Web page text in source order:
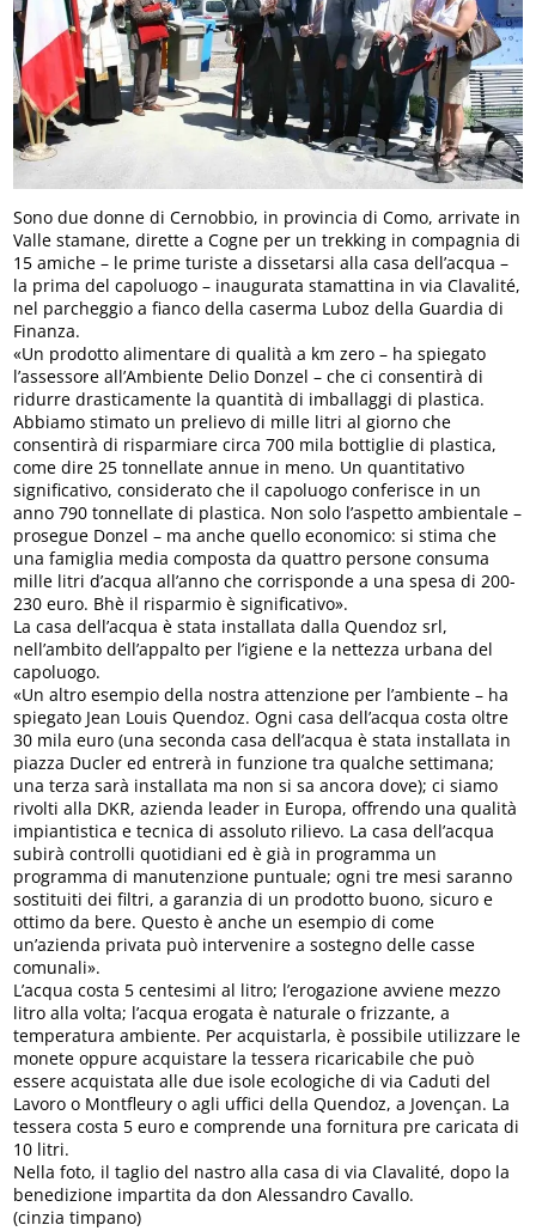
Sono due donne di Cernobbio, in provincia di Como, arrivate in
Valle stamane, dirette a Cogne per un trekking in compagnia di
15 amiche – le prime turiste a dissetarsi alla casa dell’acqua –
la prima del capoluogo – inaugurata stamattina in via Clavalité,
nel parcheggio a fianco della caserma Luboz della Guardia di
Finanza.
«Un prodotto alimentare di qualità a km zero – ha spiegato
l’assessore all’Ambiente Delio Donzel – che ci consentirà di
ridurre drasticamente la quantità di imballaggi di plastica.
Abbiamo stimato un prelievo di mille litri al giorno che
consentirà di risparmiare circa 700 mila bottiglie di plastica,
come dire 25 tonnellate annue in meno. Un quantitativo
significativo, considerato che il capoluogo conferisce in un
anno 790 tonnellate di plastica. Non solo l’aspetto ambientale –
prosegue Donzel – ma anche quello economico: si stima che
una famiglia media composta da quattro persone consuma
mille litri d’acqua all’anno che corrisponde a una spesa di 200-
230 euro. Bhè il risparmio è significativo».
La casa dell’acqua è stata installata dalla Quendoz srl,
nell’ambito dell’appalto per l’igiene e la nettezza urbana del
capoluogo.
«Un altro esempio della nostra attenzione per l’ambiente – ha
spiegato Jean Louis Quendoz. Ogni casa dell’acqua costa oltre
30 mila euro (una seconda casa dell’acqua è stata installata in
piazza Ducler ed entrerà in funzione tra qualche settimana;
una terza sarà installata ma non si sa ancora dove); ci siamo
rivolti alla DKR, azienda leader in Europa, offrendo una qualità
impiantistica e tecnica di assoluto rilievo. La casa dell’acqua
subirà controlli quotidiani ed è già in programma un
programma di manutenzione puntuale; ogni tre mesi saranno
sostituiti dei filtri, a garanzia di un prodotto buono, sicuro e
ottimo da bere. Questo è anche un esempio di come
un’azienda privata può intervenire a sostegno delle casse
comunali».
L’acqua costa 5 centesimi al litro; l’erogazione avviene mezzo
litro alla volta; l’acqua erogata è naturale o frizzante, a
temperatura ambiente. Per acquistarla, è possibile utilizzare le
monete oppure acquistare la tessera ricaricabile che può
essere acquistata alle due isole ecologiche di via Caduti del
Lavoro o Montfleury o agli uffici della Quendoz, a Jovençan. La
tessera costa 5 euro e comprende una fornitura pre caricata di
10 litri.
Nella foto, il taglio del nastro alla casa di via Clavalité, dopo la
benedizione impartita da don Alessandro Cavallo.
(cinzia timpano)